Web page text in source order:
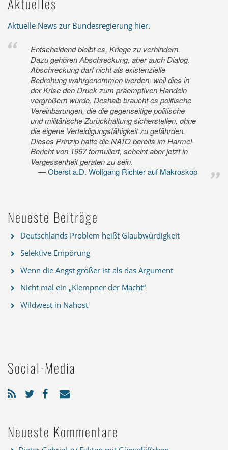
Aktuelle News zur Bundesregierung hier.
Entscheidend bleibt es, Kriege zu verhindern.
Dazu gehören Abschreckung, aber auch Dialog.
Abschreckung darf nicht als existenzielle
Bedrohung wahrgenommen werden, weil dies in
der Krise den Druck zum präemptiven Handeln
vergrößern würde. Deshalb braucht es politische
Vereinbarungen, die die gegenseitige politische
und militärische Zurückhaltung sicherstellen, ohne
die eigene Verteidigungsfähigkeit zu gefährden.
Dieses Prinzip hatte die NATO bereits im Harmel-
Bericht von 1967 formuliert, scheint aber jetzt in
Vergessenheit geraten zu sein.
Oberst a.D. Wolfgang Richter auf Makroskop
Neueste Beiträge
Deutschlands Problem heißt Glaubwürdigkeit
Selektive Empörung
Wenn die Angst größer ist als das Argument
Nicht mal ein „Klempner der Macht“
Wildwest in Nahost
Social-Media
Neueste Kommentare